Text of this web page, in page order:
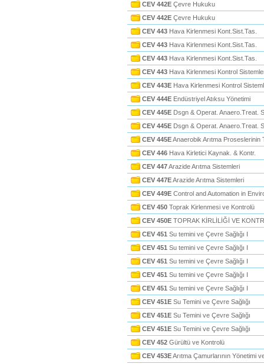
CEV 442E Çevre Hukuku
CEV 442E Çevre Hukuku
CEV 443 Hava Kirlenmesi Kont.Sist.Tas.
CEV 443 Hava Kirlenmesi Kont.Sist.Tas.
CEV 443 Hava Kirlenmesi Kont.Sist.Tas.
CEV 443 Hava Kirlenmesi Kontrol
CEV 443E Hava Kirlenmesi Kontrol
CEV 444E Endüstriyel Atıksu Yönetimi
CEV 445E Dsgn & Operat. Anaero.Treat.
CEV 445E Dsgn & Operat. Anaero.Treat.
CEV 445EAnaerobik Arıtma Proseslerinin
CEV 446 Hava Kirletici Kaynak. & Kontr.
CEV 447Arazide Arıtma Sistemleri
CEV 447EArazide Arıtma Sistemleri
CEV 449E Control and Automation in
CEV 450 Toprak Kirlenmesi ve Kontrolü
CEV 450E TOPRAK KİRLİLİĞİ VE
CEV 451 Su temini ve Çevre Sağlığı I
CEV 451 Su temini ve Çevre Sağlığı I
CEV 451 Su temini ve Çevre Sağlığı I
CEV 451 Su temini ve Çevre Sağlığı I
CEV 451 Su temini ve Çevre Sağlığı I
CEV 451E Su Temini ve Çevre Sağlığı
CEV 451E Su Temini ve Çevre Sağlığı
CEV 451E Su Temini ve Çevre Sağlığı
CEV 452 Gürültü ve Kontrolü
CEV 453EArıtma Çamurlarının Yönetimi